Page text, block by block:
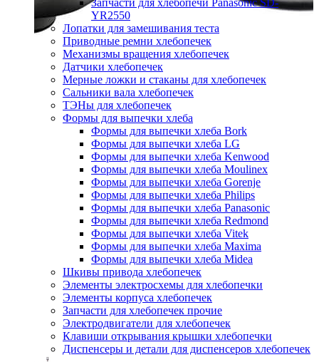
Запчасти для хлебопечи Panasonic SD-
YR2550
Лопатки для замешивания теста
Приводные ремни хлебопечек
Механизмы вращения хлебопечек
Датчики хлебопечек
Мерные ложки и стаканы для хлебопечек
Сальники вала хлебопечек
ТЭНы для хлебопечек
Формы для выпечки хлеба
Формы для выпечки хлеба Bork
Формы для выпечки хлеба LG
Формы для выпечки хлеба Kenwood
Формы для выпечки хлеба Moulinex
Формы для выпечки хлеба Gorenje
Формы для выпечки хлеба Philips
Формы для выпечки хлеба Panasonic
Формы для выпечки хлеба Redmond
Формы для выпечки хлеба Vitek
Формы для выпечки хлеба Maxima
Формы для выпечки хлеба Midea
Шкивы привода хлебопечек
Элементы электросхемы для хлебопечки
Элементы корпуса хлебопечек
Запчасти для хлебопечек прочие
Электродвигатели для хлебопечек
Клавиши открывания крышки хлебопечки
Диспенсеры и детали для диспенсеров хлебопечек